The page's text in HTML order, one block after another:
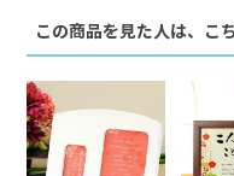
この商品を見た人は、こ